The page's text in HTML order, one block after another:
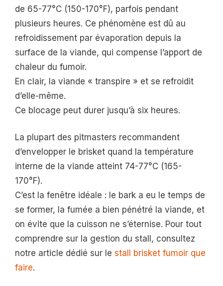
de 65-77°C (150-170°F), parfois pendant
plusieurs heures. Ce phénomène est dû au
refroidissement par évaporation depuis la
surface de la viande, qui compense l’apport de
chaleur du fumoir.
En clair, la viande « transpire » et se refroidit
d’elle-même.
Ce blocage peut durer jusqu’à six heures.
La plupart des pitmasters recommandent
d’envelopper le brisket quand la température
interne de la viande atteint 74-77°C (165-
170°F).
C’est la fenêtre idéale : le bark a eu le temps de
se former, la fumée a bien pénétré la viande, et
on évite que la cuisson ne s’éternise. Pour tout
comprendre sur la gestion du stall, consultez
notre article dédié sur le stall brisket fumoir que
faire.